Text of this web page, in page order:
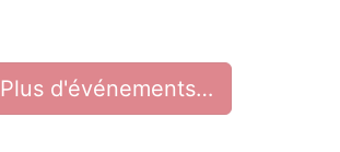
Plus d'événements…